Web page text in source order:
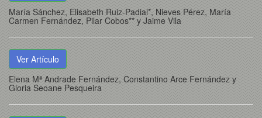
María Sánchez, Elisabeth Ruiz-Padial*, Nieves Pérez, María
Carmen Fernández, Pilar Cobos** y Jaime Vila
Ver Artículo
Elena Mª Andrade Fernández, Constantino Arce Fernández y
Gloria Seoane Pesqueira